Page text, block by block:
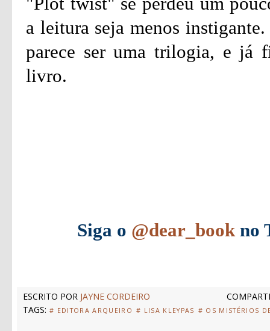
a leitura seja menos
parece ser uma trilogia, e já
livro.
Siga o @dear_book no
ESCRITO POR JAYNE CORDEIRO
TAGS: # EDITORA ARQUEIRO # LISA KLEYPAS # OS MISTÉRIOS